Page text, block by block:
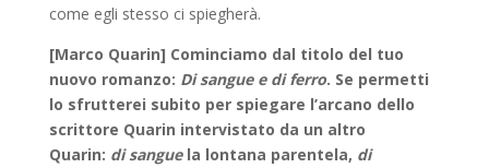
come egli stesso ci spiegherà.
[Marco Quarin] Cominciamo dal titolo del tuo
nuovo romanzo: Di sangue e di ferro. Se permetti
lo sfrutterei subito per spiegare l’arcano dello
scrittore Quarin intervistato da un altro
Quarin: di sangue la lontana parentela, di